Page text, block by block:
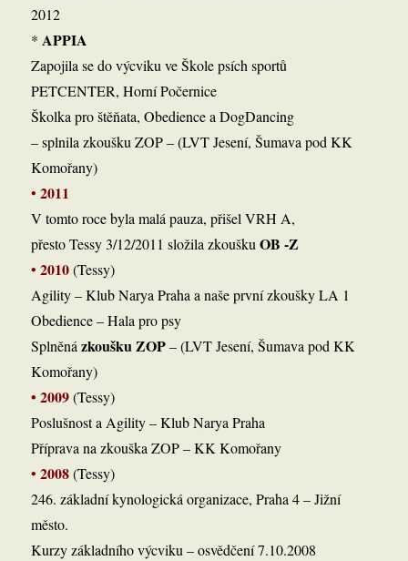
2012
*APPIA
Zapojila se do výcviku ve Škole psích sportů
PETCENTER, Horní Počernice
Školka pro štěňata, Obedience a DogDancing
– splnila zkoušku ZOP – (LVT Jesení, Šumava pod KK
Komořany)
•2011
V tomto roce byla malá pauza, přišel VRH A,
přesto Tessy 3/12/2011 složila zkouškuOB -Z
•2010(Tessy)
Agility – Klub Narya Praha a naše první zkoušky LA 1
Obedience – Hala pro psy
Splněnázkoušku ZOP– (LVT Jesení, Šumava pod KK
Komořany)
• 2009(Tessy)
Poslušnost a Agility – Klub Narya Praha
Příprava na zkouška ZOP – KK Komořany
•2008(Tessy)
246. základní kynologická organizace, Praha 4 – Jižní
město.
Kurzy základního výcviku – osvědčení 7.10.2008